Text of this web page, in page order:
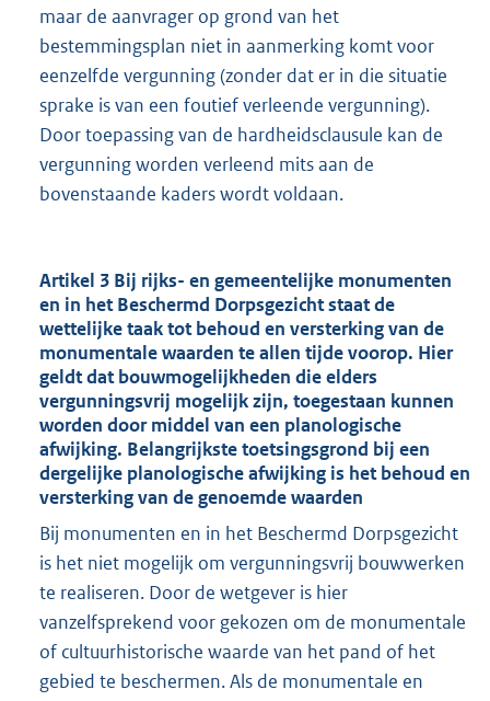
maar de aanvrager op grond van het
bestemmingsplan niet in aanmerking komt voor
eenzelfde vergunning (zonder dat er in die situatie
sprake is van een foutief verleende vergunning).
Door toepassing van de hardheidsclausule kan de
vergunning worden verleend mits aan de
bovenstaande kaders wordt voldaan.
Artikel 3 Bij rijks- en gemeentelijke monumenten
en in het Beschermd Dorpsgezicht staat de
wettelijke taak tot behoud en versterking van de
monumentale waarden te allen tijde voorop. Hier
geldt dat bouwmogelijkheden die elders
vergunningsvrij mogelijk zijn, toegestaan kunnen
worden door middel van een planologische
afwijking. Belangrijkste toetsingsgrond bij een
dergelijke planologische afwijking is het behoud en
versterking van de genoemde waarden
Bij monumenten en in het Beschermd Dorpsgezicht
is het niet mogelijk om vergunningsvrij bouwwerken
te realiseren. Door de wetgever is hier
vanzelfsprekend voor gekozen om de monumentale
of cultuurhistorische waarde van het pand of het
gebied te beschermen. Als de monumentale en